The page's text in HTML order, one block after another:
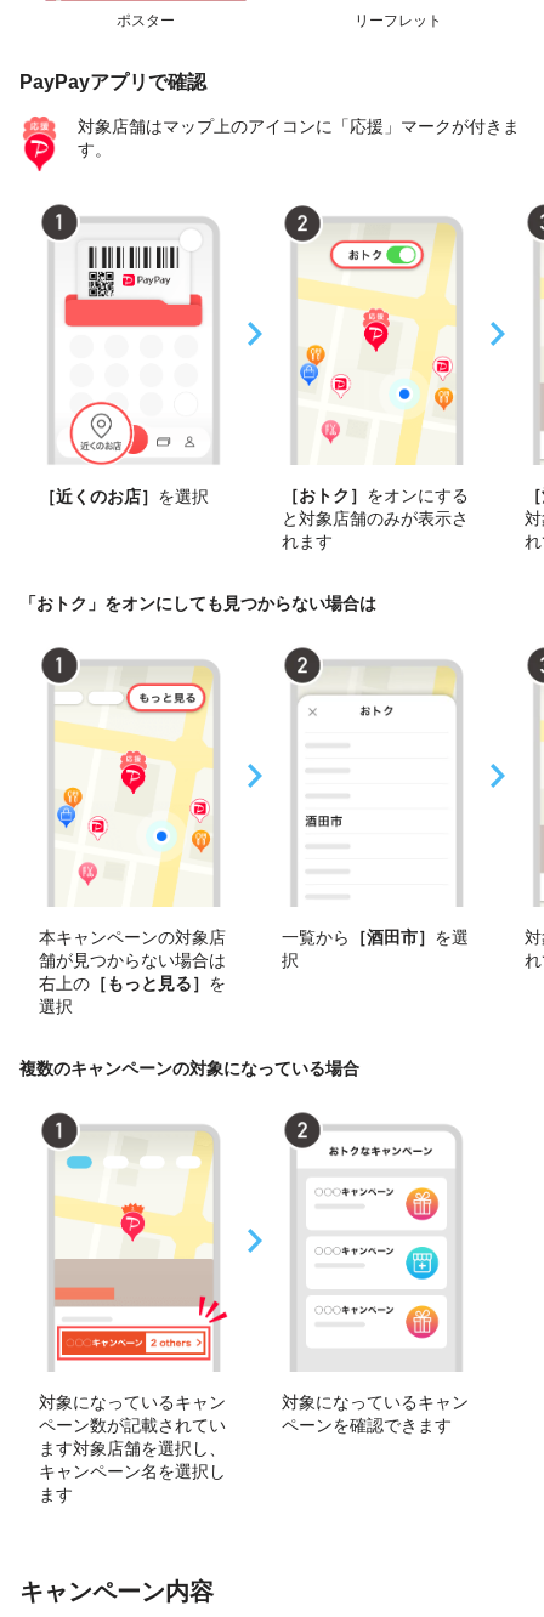
ポスター リーフレット
PayPayアプリで確認
対象店舗はマップ上のアイコンに「応援」マークが付きま
す。
［近くのお店］ を選択 ［おトク］ をオンにする
と対象店舗のみが表示さ
れます
「おトク」をオンにしても見つからない場合は
本キャンペーンの対象店
舗が見つからない場合は
右上の ［もっと見る］ を
選択
一覧から ［酒田市］ を選
択
複数のキャンペーンの対象になっている場合
対象になっているキャン
ペーン数が記載されてい
ます対象店舗を選択し、
キャンペーン名を選択し
ます
対象になっているキャン
ペーンを確認できます
キャンペーン内容